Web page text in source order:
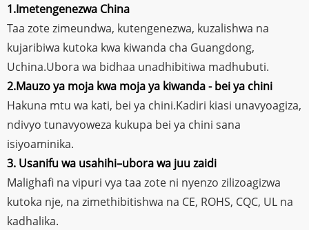
1.Imetengenezwa China
Taa zote zimeundwa, kutengenezwa, kuzalishwa na
kujaribiwa kutoka kwa kiwanda cha Guangdong,
Uchina.Ubora wa bidhaa unadhibitiwa madhubuti.
2.Mauzo ya moja kwa moja ya kiwanda - bei ya chini
Hakuna mtu wa kati, bei ya chini.Kadiri kiasi unavyoagiza,
ndivyo tunavyoweza kukupa bei ya chini sana
isiyoaminika.
3. Usanifu wa usahihi–ubora wa juu zaidi
Malighafi na vipuri vya taa zote ni nyenzo zilizoagizwa
kutoka nje, na zimethibitishwa na CE, ROHS, CQC, UL na
kadhalika.